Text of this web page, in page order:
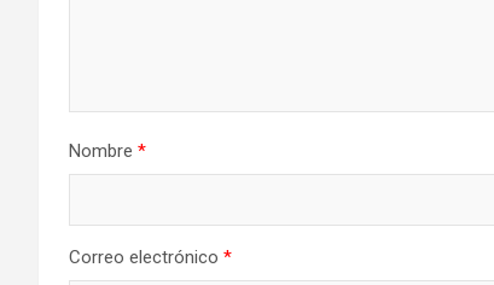
Nombre *
Correo electrónico *